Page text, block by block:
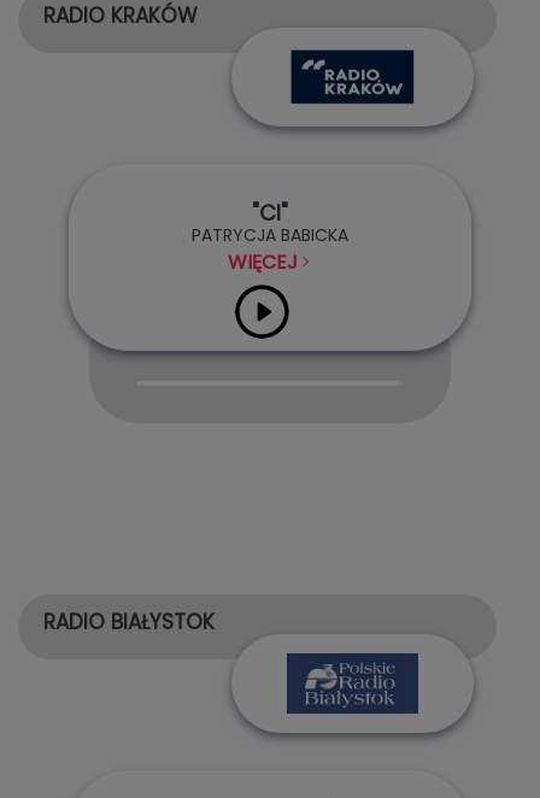
RADIO KRAKÓW
"CI"
PATRYCJA BABICKA
WIĘCEJ
Audio
RADIO BIAŁYSTOK